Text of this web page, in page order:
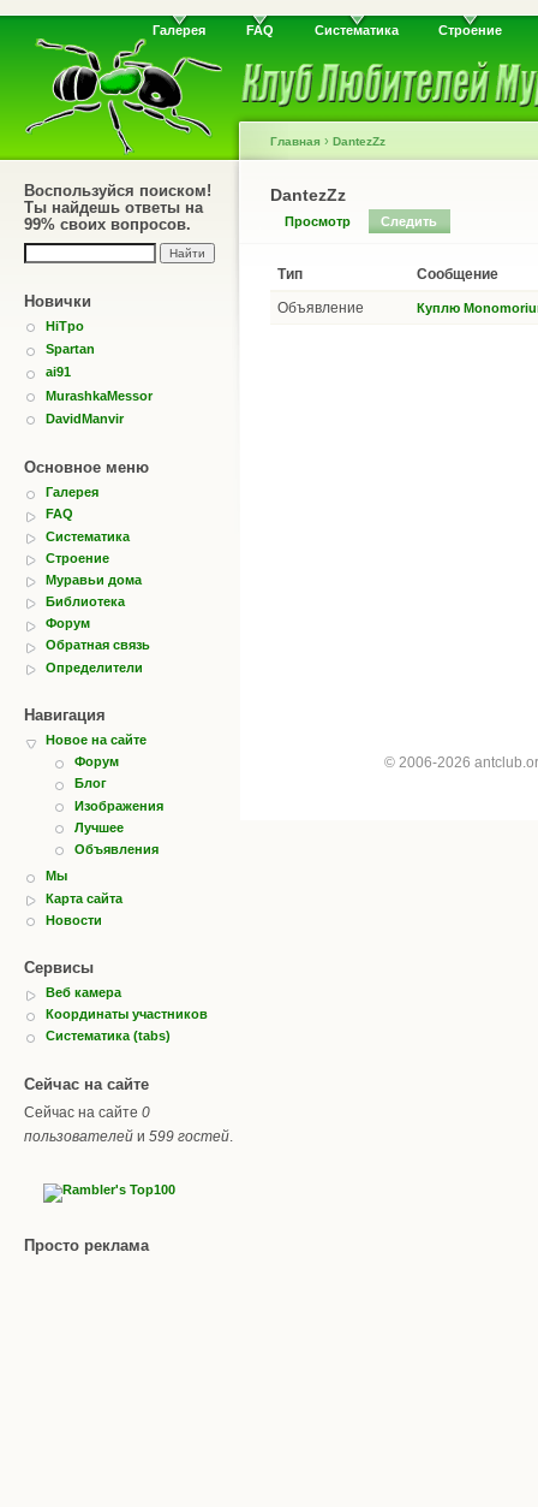
Галерея FAQ Систематика Строение
Воспользуйся поиском!
Ты найдешь ответы на
99% своих вопросов.
Новички
HiTpo
Spartan
ai91
MurashkaMessor
DavidManvir
Основное меню
Галерея
FAQ
Систематика
Строение
Муравьи дома
Библиотека
Форум
Обратная связь
Определители
Навигация
Новое на сайте
Форум
Блог
Изображения
Лучшее
Объявления
Мы
Карта сайта
Новости
Сервисы
Веб камера
Координаты участников
Систематика (tabs)
Сейчас на сайте
Сейчас на сайте 0
пользователей и 599 гостей.
Просто реклама
Главная › DantezZz
DantezZz
Просмотр Следить
Тип
Сообщение
Объявление
Куплю
© 2006-2026